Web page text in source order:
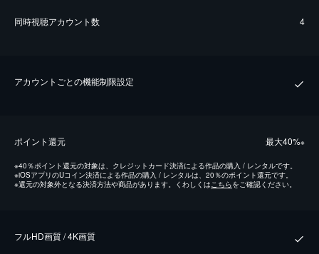
同時視聴アカウント数 4
アカウントごとの機能制限設定
ポイント還元 最⼤40%※
※40％ポイント還元の対象は、クレジットカード決済による作品の購入 / レンタルです。
※iOSアプリのUコイン決済による作品の購入 / レンタルは、20％のポイント還元です。
※還元の対象外となる決済方法や商品があります。くわしくはこちらをご確認ください。
フルHD画質 / 4K画質